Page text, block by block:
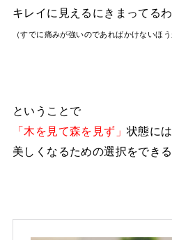
キレイに見えるにきまってる
（すでに痛みが強いのであればかけないほう
ということで
「木を見て森を見ず」状態に
美しくなるための選択をでき